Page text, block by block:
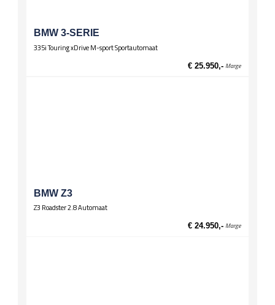
BMW 3-SERIE
335i Touring xDrive M-sport Sportautomaat
€ 25.950,- Marge
BMW Z3
Z3 Roadster 2.8 Automaat
€ 24.950,- Marge